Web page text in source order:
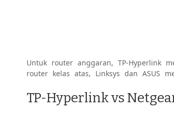
Untuk router anggaran, TP-Hyperlink
router kelas atas, Linksys dan ASUS
TP-Hyperlink vs